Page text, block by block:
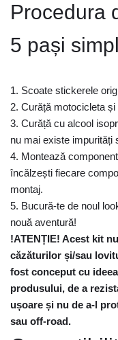
Procedura
5 pași
1. Scoate stickerele
2. Curăță motocicleta
3. Curăță cu alcool
nu mai existe impurități
4. Montează
încălzești fiecare
montaj.
5. Bucură-te de noul
nouă aventură!
!ATENȚIE! Acest kit
căzăturilor și/sau
fost conceput cu
produsului, de a
ușoare și nu de a-l
sau off-road.